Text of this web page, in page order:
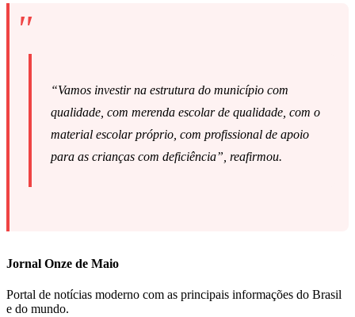
“Vamos investir na estrutura do município com
qualidade, com merenda escolar de qualidade, com o
material escolar próprio, com profissional de apoio
para as crianças com deficiência”, reafirmou.
Jornal Onze de Maio
Portal de notícias moderno com as principais informações do Brasil
e do mundo.